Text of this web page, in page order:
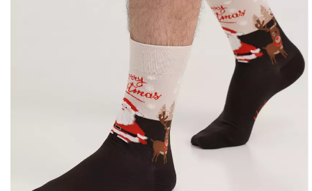
Бесшовные леггинсы из
микрофибры LEGGINGS
02 (черный) Giulia
789 грн.
Бесшовная бразилиана с
легкой коррекцией
BRASILIAN SHAPEWEAR
black (черный) Giulia
258 грн.